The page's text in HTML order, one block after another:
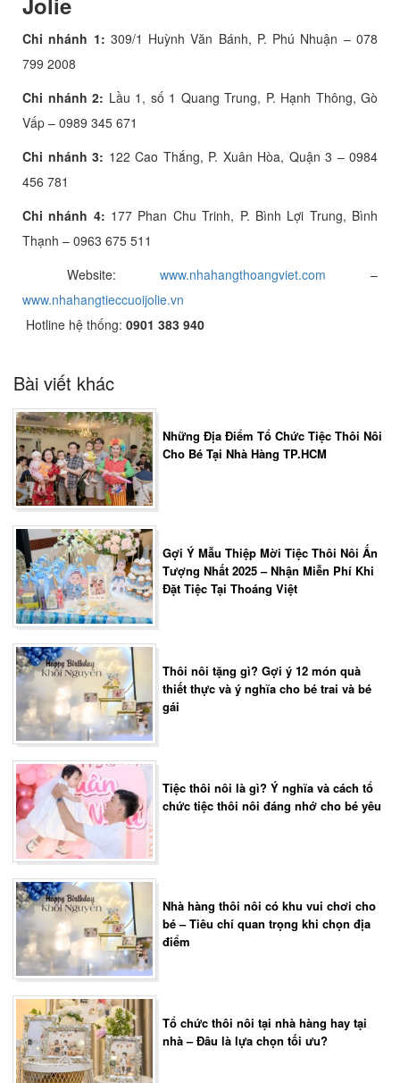
Chi nhánh 1: 309/1 Huỳnh Văn Bánh, P. Phú Nhuận – 078
799 2008
Chi nhánh 2: Lầu 1, số 1 Quang Trung, P. Hạnh Thông, Gò
Vấp – 0989 345 671
Chi nhánh 3: 122 Cao Thắng, P. Xuân Hòa, Quận 3 – 0984
456 781
Chi nhánh 4: 177 Phan Chu Trinh, P. Bình Lợi Trung, Bình
Thạnh – 0963 675 511
Website:www.nhahangthoangviet.com –
www.nhahangtieccuoijolie.vn
Hotline hệ thống: 0901 383 940
Bài viết khác
Những Địa Điểm Tổ Chức Tiệc Thôi Nôi
Cho Bé Tại Nhà Hàng TP.HCM
Gợi Ý Mẫu Thiệp Mời Tiệc Thôi Nôi Ấn
Tượng Nhất 2025 – Nhận Miễn Phí Khi
Đặt Tiệc Tại Thoáng Việt
Thôi nôi tặng gì? Gợi ý 12 món quà
thiết thực và ý nghĩa cho bé trai và bé
gái
Tiệc thôi nôi là gì? Ý nghĩa và cách tổ
chức tiệc thôi nôi đáng nhớ cho bé yêu
Nhà hàng thôi nôi có khu vui chơi cho
bé – Tiêu chí quan trọng khi chọn địa
điểm
Tổ chức thôi nôi tại nhà hàng hay tại
nhà – Đâu là lựa chọn tối ưu?